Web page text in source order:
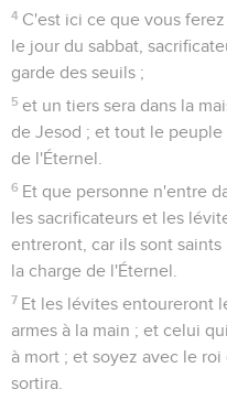
4 C'est ici ce que vous
le jour du sabbat,
garde des seuils ;
5 et un tiers sera dans la
de Jesod ; et tout le peuple
de l'Éternel.
6 Et que personne n'entre
les sacrificateurs et les
entreront, car ils sont
la charge de l'Éternel.
7 Et les lévites entoureront
armes à la main ; et celui
à mort ; et soyez avec le
sortira.